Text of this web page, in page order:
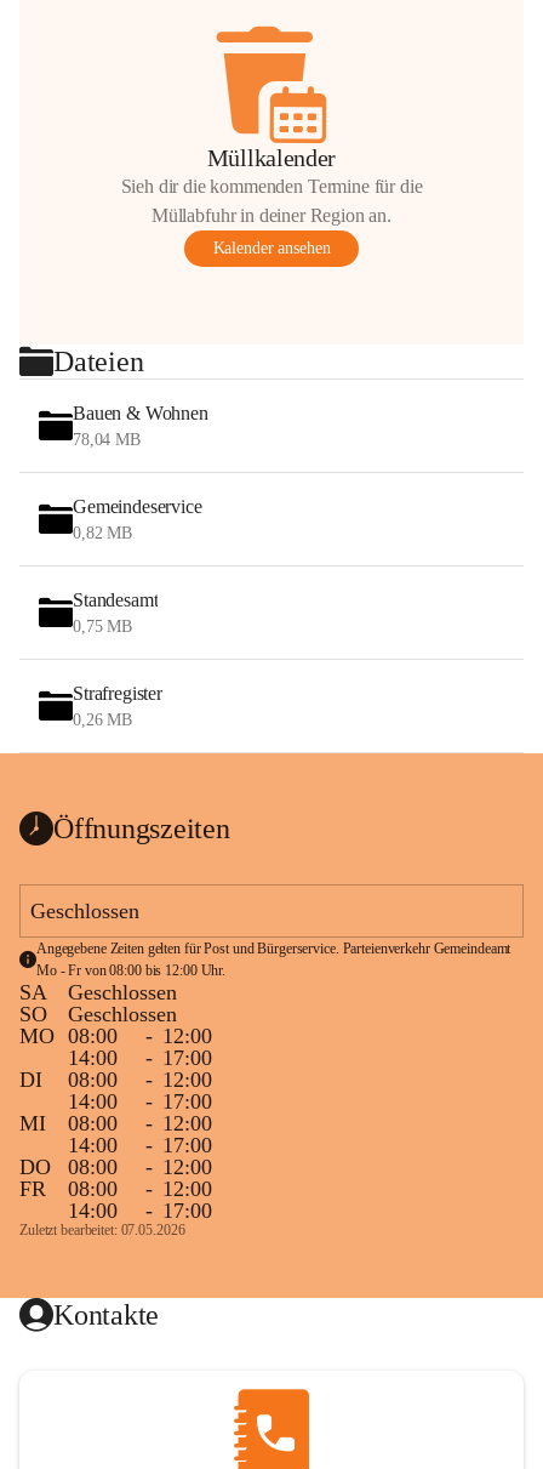
Müllkalender
Sieh dir die kommenden Termine für die
Müllabfuhr in deiner Region an.
Kalender ansehen
Dateien
Bauen & Wohnen
78,04 MB
Gemeindeservice
0,82 MB
Standesamt
0,75 MB
Strafregister
0,26 MB
Öffnungszeiten
Geschlossen
Angegebene Zeiten gelten für Post und Bürgerservice. Parteienverkehr Gemeindeamt
Mo - Fr von 08:00 bis 12:00 Uhr.
SA
Geschlossen
SO
Geschlossen
MO 08:00 - 12:00
14:00
- 17:00
DI
08:00 - 12:00
14:00
- 17:00
MI
08:00 - 12:00
14:00
- 17:00
DO
08:00 - 12:00
FR
08:00 - 12:00
14:00
- 17:00
Zuletzt bearbeitet: 07.05.2026
Kontakte